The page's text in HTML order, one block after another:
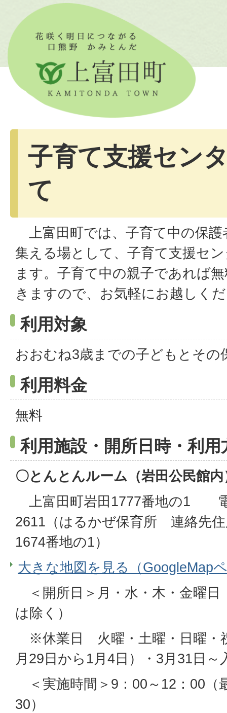
子育て支援セン
て
上富田町では、子育て中の保
集える場として、子育て支援セ
ます。子育て中の親子であれば
きますので、お気軽にお越しく
利用対象
おおむね3歳までの子どもとその
利用料金
無料
利用施設・開所日時・利用
〇とんとんルーム（岩田公民館内
上富田町岩田1777番地の1 電
2611（はるかぜ保育所 連絡先住
1674番地の1）
大きな地図を見る（GoogleMap
＜開所日＞月・水・木・金曜日
は除く）
※休業日 火曜・土曜・日曜・
月29日から1月4日）・3月31日～
＜実施時間＞9：00～12：00（
30）